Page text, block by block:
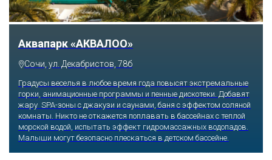
Аквапарк «АКВАЛОО»
Сочи, ул. Декабристов, 78б
Градусы веселья в любое время года повысят экстремальные
горки, анимационные программы и пенные дискотеки. Добавят
жару SPA-зоны с джакузи и саунами, баня с эффектом соляной
комнаты. Никто не откажется поплавать в бассейнах с теплой
морской водой, испытать эффект гидромассажных водопадов.
Малыши могут безопасно плескаться в детском бассейне.